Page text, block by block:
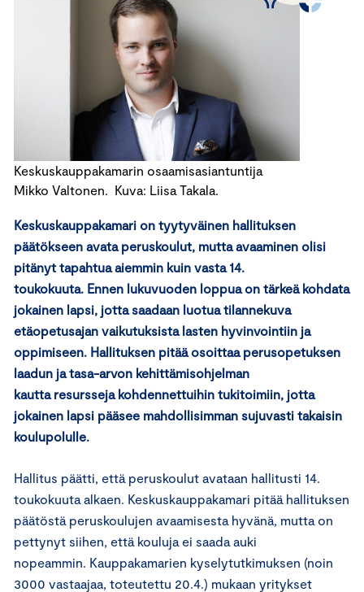
Keskuskauppakamarin osaamisasiantuntija
Mikko Valtonen. Kuva: Liisa Takala.
Keskuskauppakamari on tyytyväinen hallituksen
päätökseen avata peruskoulut, mutta avaaminen olisi
pitänyt tapahtua aiemmin kuin vasta 14.
toukokuuta. Ennen lukuvuoden loppua on tärkeä kohdata
jokainen lapsi, jotta saadaan luotua tilannekuva
etäopetusajan vaikutuksista lasten hyvinvointiin ja
oppimiseen. Hallituksen pitää osoittaa perusopetuksen
laadun ja tasa-arvon kehittämisohjelman
kautta resursseja kohdennettuihin tukitoimiin, jotta
jokainen lapsi pääsee mahdollisimman sujuvasti takaisin
koulupolulle.
Hallitus päätti, että peruskoulut avataan hallitusti 14.
toukokuuta alkaen. Keskuskauppakamari pitää hallituksen
päätöstä peruskoulujen avaamisesta hyvänä, mutta on
pettynyt siihen, että kouluja ei saada auki
nopeammin. Kauppakamarien kyselytutkimuksen (noin
3000 vastaajaa, toteutettu 20.4.) mukaan yritykset